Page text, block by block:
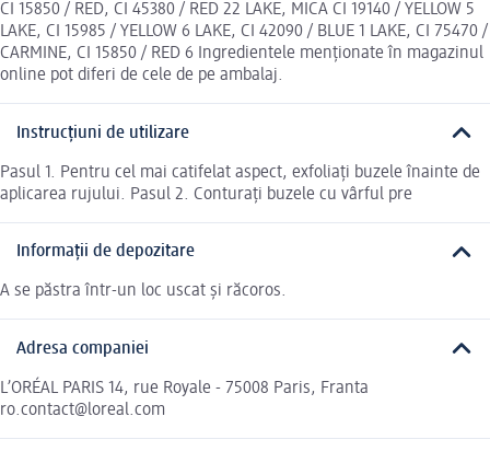
CI 15850 / RED, CI 45380 / RED 22 LAKE, MICA CI 19140 / YELLOW 5
LAKE, CI 15985 / YELLOW 6 LAKE, CI 42090 / BLUE 1 LAKE, CI 75470 /
CARMINE, CI 15850 / RED 6 Ingredientele menționate în magazinul
online pot diferi de cele de pe ambalaj.
Instrucțiuni de utilizare
Pasul 1. Pentru cel mai catifelat aspect, exfoliați buzele înainte de
aplicarea rujului. Pasul 2. Conturați buzele cu vârful pre
Informații de depozitare
A se păstra într-un loc uscat și răcoros.
Adresa companiei
L’ORÉAL PARIS 14, rue Royale - 75008 Paris, Franta
ro.contact@loreal.com